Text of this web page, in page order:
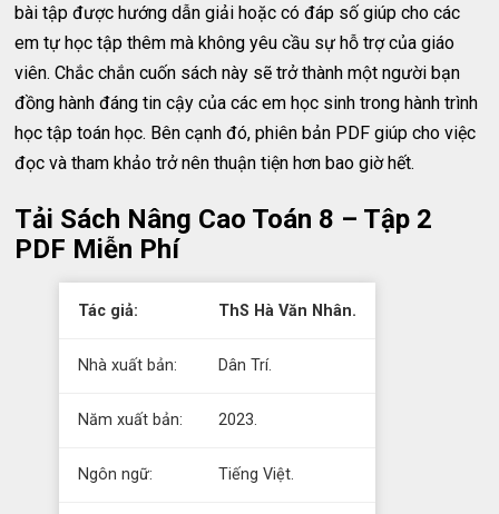
bài tập được hướng dẫn giải hoặc có đáp số giúp cho các
em tự học tập thêm mà không yêu cầu sự hỗ trợ của giáo
viên. Chắc chắn cuốn sách này sẽ trở thành một người bạn
đồng hành đáng tin cậy của các em học sinh trong hành trình
học tập toán học. Bên cạnh đó, phiên bản PDF giúp cho việc
đọc và tham khảo trở nên thuận tiện hơn bao giờ hết.
Tải Sách Nâng Cao Toán 8 – Tập 2
PDF Miễn Phí
Tác giả: ThS Hà Văn Nhân.
Nhà xuất bản: Dân Trí.
Năm xuất bản: 2023.
Ngôn ngữ: Tiếng Việt.